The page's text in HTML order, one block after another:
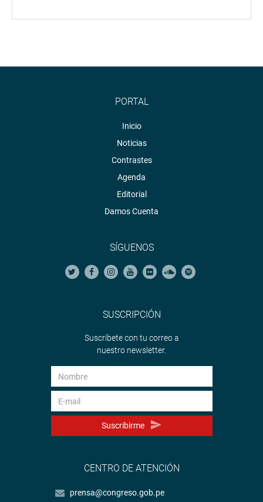
PORTAL
Inicio
Noticias
Contrastes
Agenda
Editorial
Damos Cuenta
SÍGUENOS
SUSCRIPCIÓN
Suscríbete con tu correo a
nuestro newsletter.
Suscribirme
CENTRO DE ATENCIÓN
prensa@congreso.gob.pe